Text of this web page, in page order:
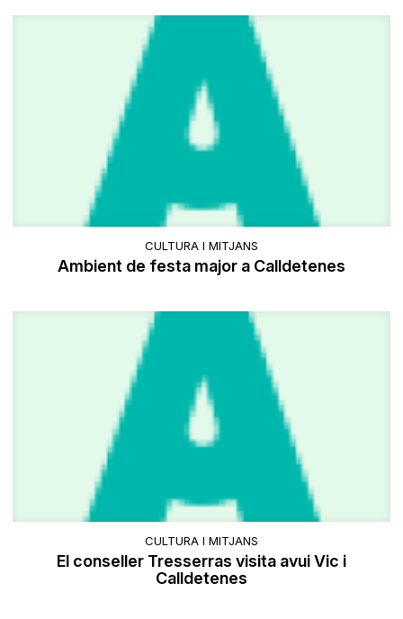
CULTURA I MITJANS
Ambient de festa major a Calldetenes
CULTURA I MITJANS
El conseller Tresserras visita avui Vic i
Calldetenes